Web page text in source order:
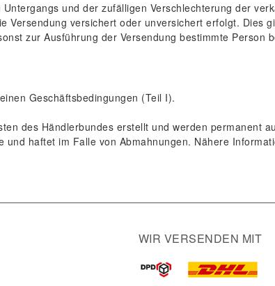
und der zufälligen Verschlechterung der
Versendung versichert oder unversichert erfolgt. Dies
zur Ausführung der Versendung bestimmte Person
Geschäftsbedingungen (Teil I).
des Händlerbundes erstellt und werden permanent
haftet im Falle von Abmahnungen. Nähere
WIR VERSENDEN MIT